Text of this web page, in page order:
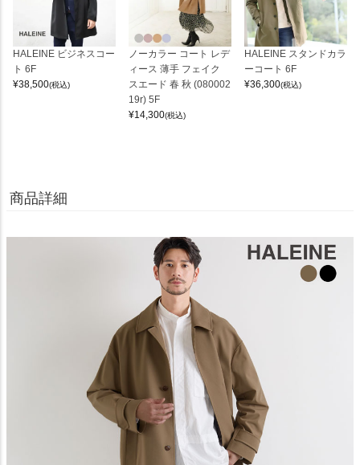
HALEINE ビジネスコー
ト 6F
¥38,500(税込)
ノーカラー コート レデ
ィース 薄手 フェイク
スエード 春 秋 (080002
19r) 5F
¥14,300(税込)
HALEINE スタンドカラ
ーコート 6F
¥36,300(税込)
商品詳細